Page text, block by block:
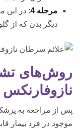
مرحله 4
: در
دیگر بدن که از
روش‌های
نازوفارنکس
پس از مراجعه به
موجود در فرد بیمار